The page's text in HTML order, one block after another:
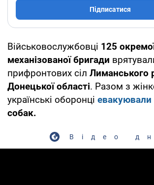
Підписатися
Військовослужбовці 125
механізованої бригади
прифронтових сіл Лиманського
Донецької області. Разом з
українські оборонці евакуювали
собак.
Відео